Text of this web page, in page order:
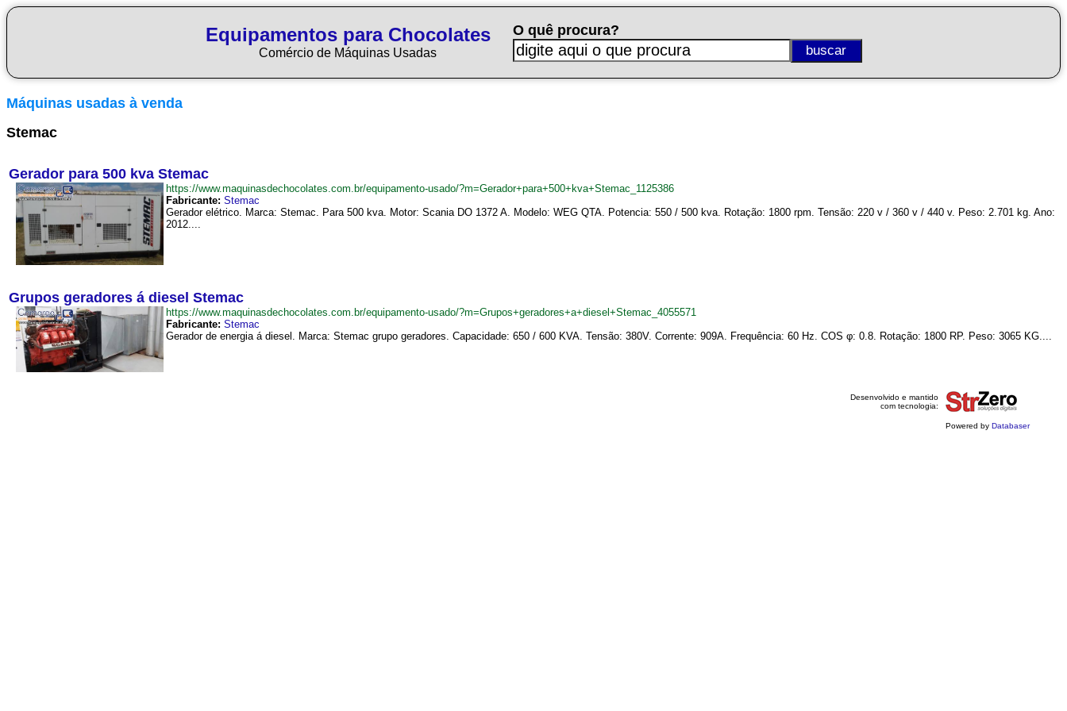
Equipamentos para Chocolates
Comércio de Máquinas Usadas
O quê procura?
Máquinas usadas à venda
Stemac
Gerador para 500 kva Stemac
https://www.maquinasdechocolates.com.br/equipamento-usado/?m=Gerador+para+500+kva+Stemac_1125386
Fabricante: Stemac
Gerador elétrico. Marca: Stemac. Para 500 kva. Motor: Scania DO 1372 A. Modelo: WEG QTA. Potencia: 550 / 500 kva. Rotação: 1800 rpm. Tensão: 220 v / 360 v / 440 v. Peso: 2.701 kg. Ano:
2012....
Grupos geradores á diesel Stemac
https://www.maquinasdechocolates.com.br/equipamento-usado/?m=Grupos+geradores+a+diesel+Stemac_4055571
Fabricante: Stemac
Gerador de energia á diesel. Marca: Stemac grupo geradores. Capacidade: 650 / 600 KVA. Tensão: 380V. Corrente: 909A. Frequência: 60 Hz. COS φ: 0.8. Rotação: 1800 RP. Peso: 3065 KG....
Desenvolvido e mantido
com tecnologia:
Powered by Databaser